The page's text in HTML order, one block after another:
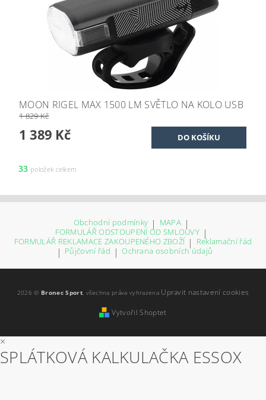
MOON RIGEL MAX 1500 LM SVĚTLO NA KOLO USB
1 829 Kč
1 389 Kč
33 položek celkem
Obchodní podmínky | MAPA |
FORMULÁŘ ODSTOUPENÍ OD SMLOUVY |
FORMULÁŘ REKLAMACE ZAKOUPENÉHO ZBOŽÍ | Reklamační řád
| Půjčovní řád | Ochrana osobních údajů
2026 © Bronec Sport, všechna práva vyhrazena Upravit nastavení cookies
Vytvořil Shoptet
×
SPLÁTKOVÁ KALKULAČKA ESSOX